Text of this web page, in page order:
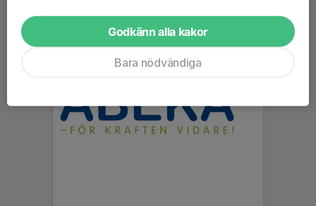
Godkänn alla kakor
Bara nödvändiga